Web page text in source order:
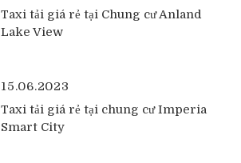
Taxi tải giá rẻ tại Chung cư Anland
Lake View
15.06.2023
Taxi tải giá rẻ tại chung cư Imperia
Smart City